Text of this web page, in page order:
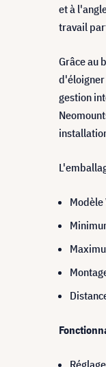
et à
travail
Grâce au
d'éloigner
gestion